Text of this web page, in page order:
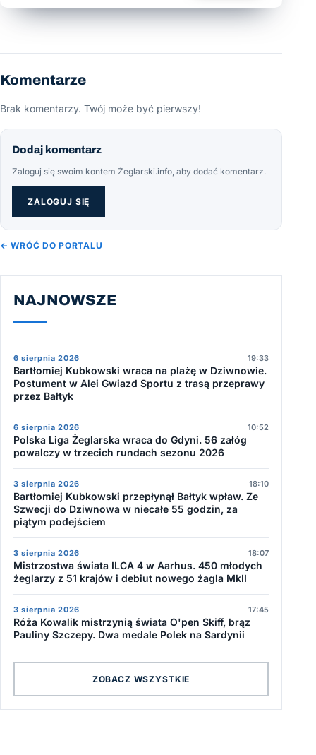
Komentarze
Brak komentarzy. Twój może być pierwszy!
Dodaj komentarz
Zaloguj się swoim kontem Żeglarski.info, aby dodać komentarz.
ZALOGUJ SIĘ
← WRÓĆ DO PORTALU
NAJNOWSZE
6 sierpnia 2026 19:33
Bartłomiej Kubkowski wraca na plażę w Dziwnowie.
Postument w Alei Gwiazd Sportu z trasą przeprawy
przez Bałtyk
6 sierpnia 2026 10:52
Polska Liga Żeglarska wraca do Gdyni. 56 załóg
powalczy w trzecich rundach sezonu 2026
3 sierpnia 2026 18:10
Bartłomiej Kubkowski przepłynął Bałtyk wpław. Ze
Szwecji do Dziwnowa w niecałe 55 godzin, za
piątym podejściem
3 sierpnia 2026 18:07
Mistrzostwa świata ILCA 4 w Aarhus. 450 młodych
żeglarzy z 51 krajów i debiut nowego żagla MkII
3 sierpnia 2026 17:45
Róża Kowalik mistrzynią świata O'pen Skiff, brąz
Pauliny Szczepy. Dwa medale Polek na Sardynii
ZOBACZ WSZYSTKIE